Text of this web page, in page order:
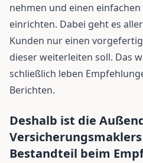
nehmen und einen
einrichten. Dabei geht es
Kunden nur einen
dieser weiterleiten soll. Das
schließlich leben
Berichten.
Deshalb ist die
Bestandteil beim